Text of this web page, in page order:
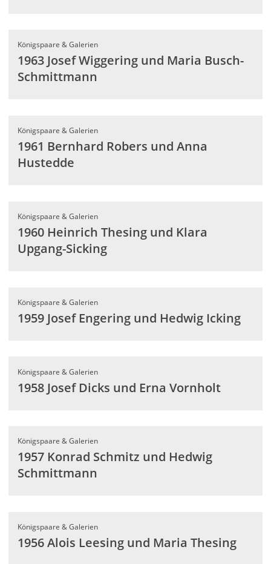
Königspaare & Galerien
1963 Josef Wiggering und Maria Busch-
Schmittmann
Königspaare & Galerien
1961 Bernhard Robers und Anna
Hustedde
Königspaare & Galerien
1960 Heinrich Thesing und Klara
Upgang-Sicking
Königspaare & Galerien
1959 Josef Engering und Hedwig Icking
Königspaare & Galerien
1958 Josef Dicks und Erna Vornholt
Königspaare & Galerien
1957 Konrad Schmitz und Hedwig
Schmittmann
Königspaare & Galerien
1956 Alois Leesing und Maria Thesing